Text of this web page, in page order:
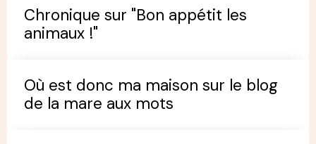
Chronique sur "Bon appétit les
animaux !"
Où est donc ma maison sur le blog
de la mare aux mots